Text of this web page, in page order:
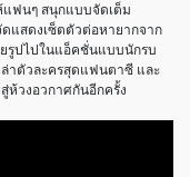
แฟนๆ สนุกแบบจัดเต็ม
แสดงเซ็ตตัวต่อหายากจาก
รูปไปในแอ็คชั่นแบบนักรบ
ล่าตัวละครสุดแฟนตาซี และ
ห้วงอวกาศกันอีกครั้ง